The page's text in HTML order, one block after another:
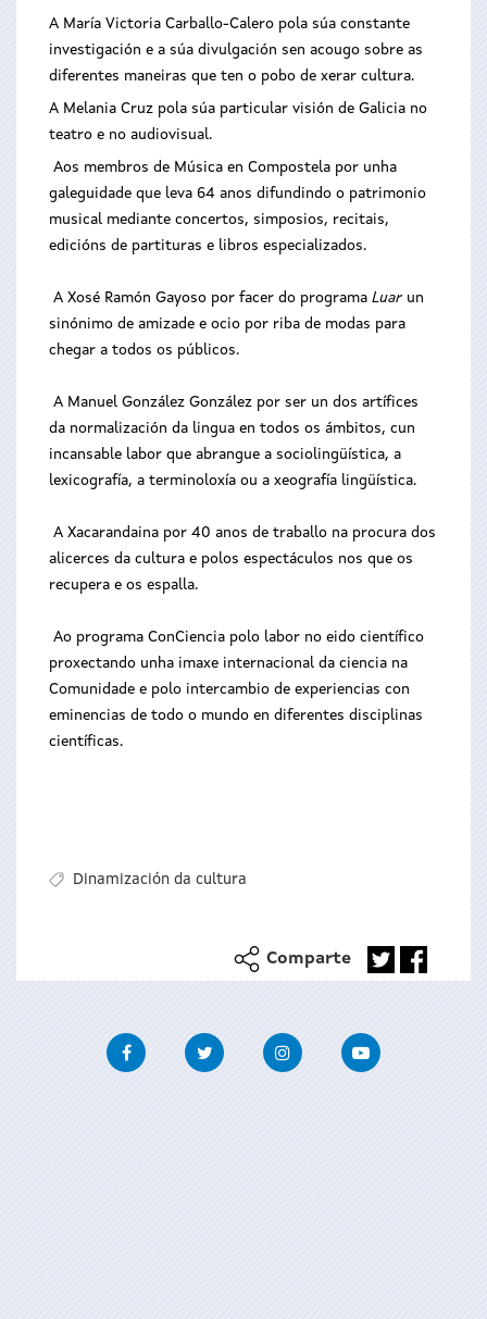
A María Victoria Carballo-Calero pola súa constante
investigación e a súa divulgación sen acougo sobre as
diferentes maneiras que ten o pobo de xerar cultura.
A Melania Cruz pola súa particular visión de Galicia no
teatro e no audiovisual.
Aos membros de Música en Compostela por unha
galeguidade que leva 64 anos difundindo o patrimonio
musical mediante concertos, simposios, recitais,
edicións de partituras e libros especializados.
A Xosé Ramón Gayoso por facer do programa Luarun
sinónimo de amizade e ocio por riba de modas para
chegar a todos os públicos.
A Manuel González González por ser un dos artífices
da normalización da lingua en todos os ámbitos, cun
incansable labor que abrangue a sociolingüística, a
lexicografía, a terminoloxía ou a xeografía lingüística.
A Xacarandaina por 40 anos de traballo na procura dos
alicerces da cultura e polos espectáculos nos que os
recupera e os espalla.
Ao programa ConCiencia polo labor no eido científico
proxectando unha imaxe internacional da ciencia na
Comunidade e polo intercambio de experiencias con
eminencias de todo o mundo en diferentes disciplinas
científicas.
Dinamización da cultura
Comparte
FacebookTwitter InstagramYoutube